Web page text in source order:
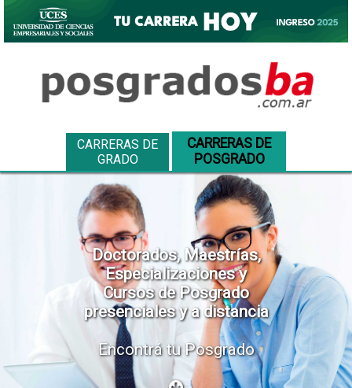
CARRERAS DE
GRADO
CARRERAS DE
POSGRADO
Doctorados, Maestrías,
Especializaciones y
Cursos de Posgrado
presenciales y a distancia
Encontrá tu Posgrado